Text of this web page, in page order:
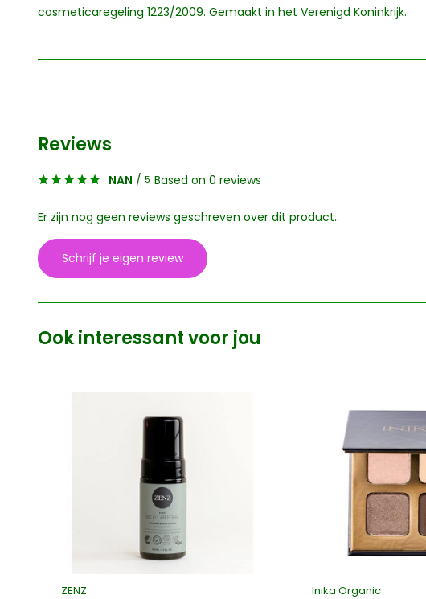
cosmeticaregeling 1223/2009. Gemaakt in het Verenigd Koninkrijk.
Reviews
NAN / 5 Based on 0 reviews
Er zijn nog geen reviews geschreven over dit product..
Schrijf je eigen review
Ook interessant voor jou
ZENZ Inika Organic